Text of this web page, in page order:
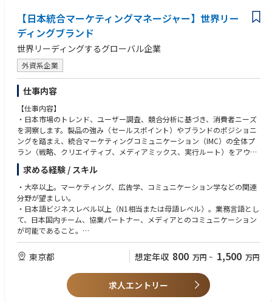
作成します。
・日本国内の物流およびカスタマーサービスチームと連携し、注文の異
常、在庫同期、アフターサービスのフィードバック対応を行います。
・マーケティング、デザイン、商品チームと協力し、公式サイトのローカ
ライズされた購買体験を継続的に最適化します。
＜本ポジションの魅力＞
●ポータブル電源・ソーラーパネルの世界的リーディングカンパニー
私たちは14年にわたり市場に深く根ざし、革新的な技術で業界をリー
ドしてきました。日本市場でトップシェアを占めるだけでなく、業界内で
誰もが認めるリーディングブランドです。
●グローバルな視野と多文化共生
集まった優秀な人材が集結しています。ここでは、異なる背景を持つメン
バーと協力し、視野を広げ、イノベーションを生み出すことができます。
●企業CSR活動を重視
社会的責任感を持つ企業として、私たちはビジネス成功だけでなく、
社会的責任にも力を注いでいます。さまざまなCSR活動を通じて、社会に
積極的に貢献しています。
●充実した福利厚生および、多国籍採用
し、チームの結束力を高め、リラックスした楽しい雰囲気の中で多くの友
達を作ることができます。
【日本統合マーケティングマネージャー】世界リー
ディングブランド
世界リーディングするグローバル企業
外資系企業
仕事内容
【仕事内容】
・日本市場のトレンド、ユーザー調査、競合分析に基づき、消費者ニーズ
を洞察します。製品の強み（セールスポイント）やブランドのポジショニ
ングを踏まえ、統合マーケティングコミュニケーション（IMC）の全体プ
ラン（戦略、クリエイティブ、メディアミックス、実行ルート）をアウト
プットします。
・日本市場での新商品発売、季節性の大規模プロモーション（例：夏のセ
ール、新年福袋シーズン）、ブランドIPとの連動施策など、重要なマーケ
ティング・マイルストーンにおけるキャンペーンの企画・推進・実行を担
当します。
・オンライン・オフラインのリソースを統括し、KOLマーケティング、PR
広報、SNS運用（LINE/Twitter/YouTube）、広告出稿、オフラインイベン
・日本国内の代理店、KOL／MCN、メディア、異業種パートナーと調整
し、プロジェクトを高品質に実行できるよう推進します。
・日本市場の調査データ（例：intage、Nielsen）および広告管理画面のデ
ータを活用し、マーケティング効果を継続的にモニタリングし、振り返り
（リパブリック／分析）を行います。
求める経験 / スキル
・大卒以上。マーケティング、広告学、コミュニケーション学などの関連
分野が望ましい。
・日本語ビジネスレベル以上（N1相当または母語レベル）。業務言語とし
て、日本国内チーム、協業パートナー、メディアとのコミュニケーション
が可能であること。
・統合マーケティング関連の経験8年以上。そのうち、日本市場での統合
マーケ実務経験が少なくとも3年以上あること。3Cデジタル、消費電子、
スマートハードウェア、またはFMCG（消費財）業界の経験者を優先。
・日本市場で大規模キャンペーンや新商品上市のマーケティング施策を、
成功に導いた完全な実績（事例）を有すること。
・LINE、Twitter/X、YouTube、テレビ広告、雑誌など、日本の主要チャネ
東京都 想定年収 800 万円 ~ 1,500 万円
求人エントリー